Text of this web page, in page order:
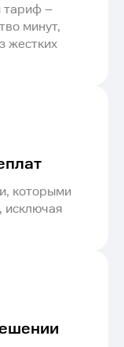
тариф –
минут,
жестких
которыми
исключая